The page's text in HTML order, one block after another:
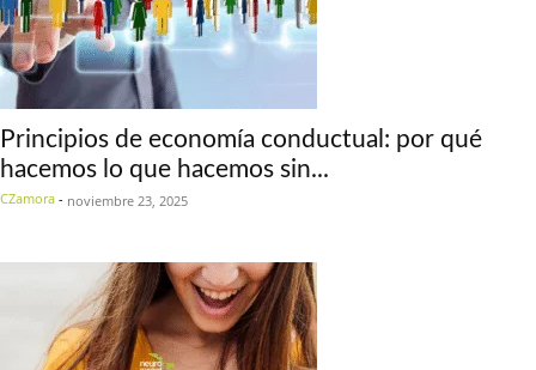
Principios de economía conductual: por qué
hacemos lo que hacemos sin...
CZamora - noviembre 23, 2025